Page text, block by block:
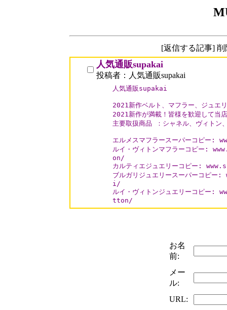
[返信する記事]
人気通販supakai
投稿者：人気通販supakai
人気通販supakai
2021新作ベルト、マフラー、ジュエ
2021新作が満載！皆様を歓迎して当
主要取扱商品 ：シャネル、ヴィトン
エルメスマフラースーパーコピ
ルイ・ヴィトンマフラーコピー
on/
カルティエジュエリーコピー:
ブルガリジュエリースーパーコ
i/
ルイ・ヴィトンジュエリーコピ
お名
前:
メー
ル:
URL: